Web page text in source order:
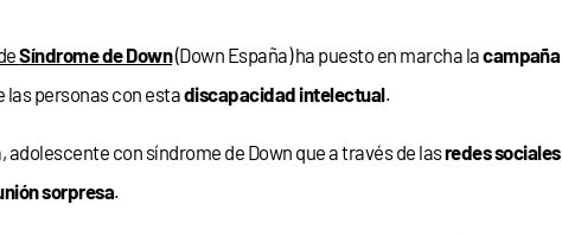
Síndrome de Down(Down España) ha puesto en marcha lacampaña
las personas con estadiscapacidad intelectual.
con síndrome de Down que a través de lasredes sociales
sorpresa.